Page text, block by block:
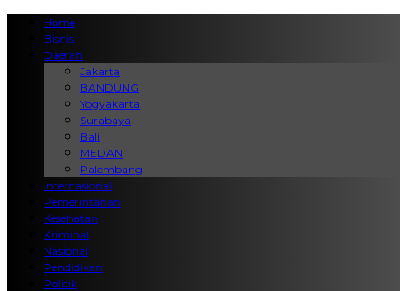
Home
Bisnis
Daerah
Jakarta
BANDUNG
Yogyakarta
Surabaya
Bali
MEDAN
Palembang
Internasional
Pemerintahan
Kesehatan
Kriminal
Nasional
Pendidikan
Politik